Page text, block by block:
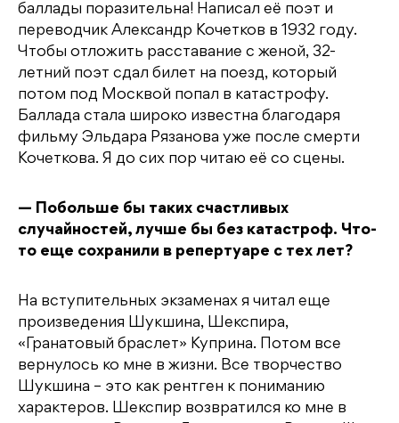
баллады поразительна! Написал её поэт и
переводчик Александр Кочетков в 1932 году.
Чтобы отложить расставание с женой, 32-
летний поэт сдал билет на поезд, который
потом под Москвой попал в катастрофу.
Баллада стала широко известна благодаря
фильму Эльдара Рязанова уже после смерти
Кочеткова. Я до сих пор читаю её со сцены.
— Побольше бы таких счастливых
случайностей, лучше бы без катастроф. Что-
то еще сохранили в репертуаре с тех лет?
На вступительных экзаменах я читал еще
произведения Шукшина, Шекспира,
«Гранатовый браслет» Куприна. Потом все
вернулось ко мне в жизни. Все творчество
Шукшина – это как рентген к пониманию
характеров. Шекспир возвратился ко мне в